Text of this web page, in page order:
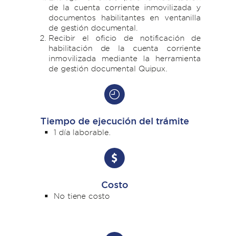
de la cuenta corriente inmovilizada y
documentos habilitantes en ventanilla
de gestión documental.
Recibir el oficio de notificación de
habilitación de la cuenta corriente
inmovilizada mediante la herramienta
de gestión documental Quipux.
Tiempo de ejecución del trámite
1 día laborable.
Costo
No tiene costo